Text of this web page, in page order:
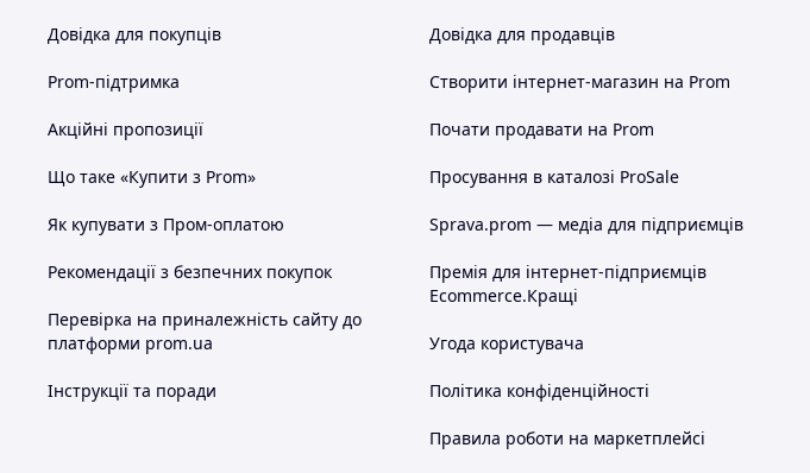
Довідка для покупців
Prom-підтримка
Акційні пропозиції
Що таке «Купити з Prom»
Як купувати з Пром-оплатою
Рекомендації з безпечних покупок
Перевірка на приналежність сайту до
платформи prom.ua
Інструкції та поради
Довідка для продавців
Створити інтернет-магазин на Prom
Почати продавати на Prom
Просування в каталозі ProSale
Sprava.prom — медіа для підприємців
Премія для інтернет-підприємців
Ecommerce.Кращі
Угода користувача
Політика конфіденційності
Правила роботи на маркетплейсі